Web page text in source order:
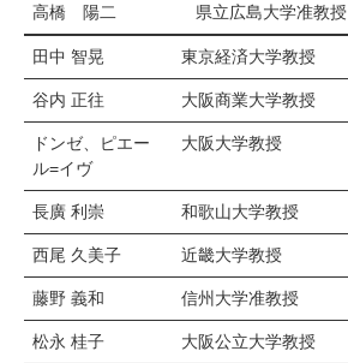
高橋 陽二 県立広島大学准教授
田中 智晃 東京経済大学教授
谷内 正往 大阪商業大学教授
ドンゼ、ピエー
ル=イヴ
大阪大学教授
長廣 利崇 和歌山大学教授
西尾 久美子 近畿大学教授
藤野 義和 信州大学准教授
松永 桂子 大阪公立大学教授